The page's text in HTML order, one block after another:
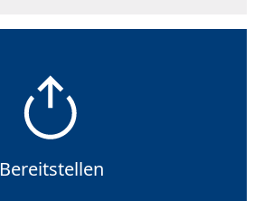
Bereitstellen